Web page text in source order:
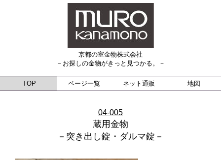
京都の室金物株式会社
－お探しの金物がきっと見つかる。－
TOP ページ一覧 ネット通販 地図
04-005
蔵用金物
－突き出し錠・ダルマ錠－